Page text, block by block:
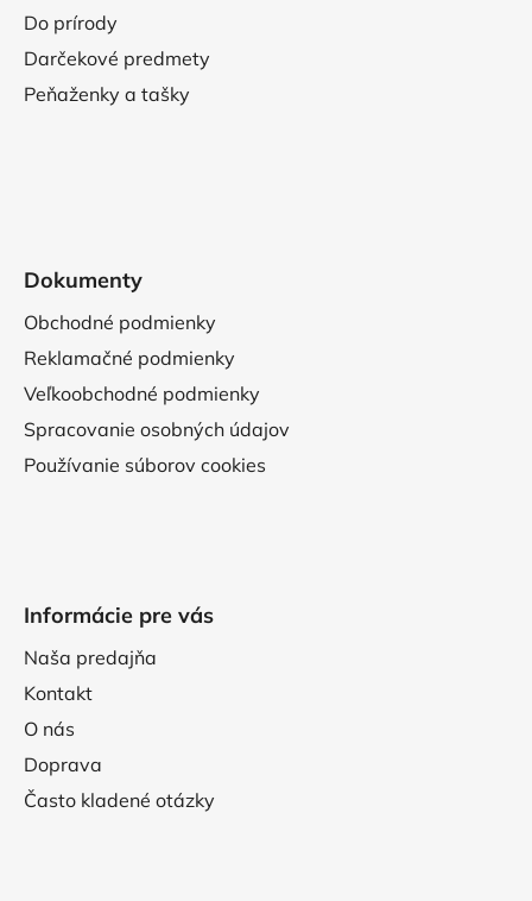
Do prírody
Darčekové predmety
Peňaženky a tašky
Dokumenty
Obchodné podmienky
Reklamačné podmienky
Veľkoobchodné podmienky
Spracovanie osobných údajov
Používanie súborov cookies
Informácie pre vás
Naša predajňa
Kontakt
O nás
Doprava
Často kladené otázky